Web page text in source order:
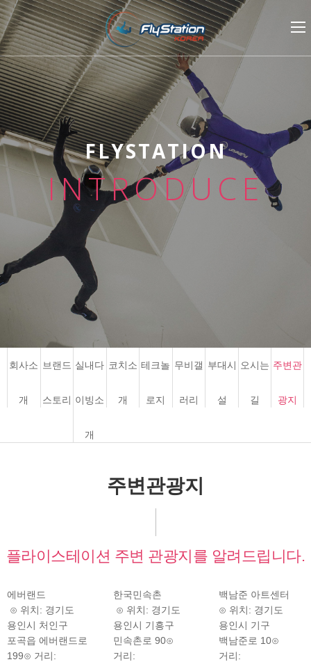
FLYSTATION
INTRODUCE
회사소
개
브랜드
스토리
실내다
이빙소
개
코치소
개
테크놀
로지
무비갤
러리
부대시
설
오시는
길
주변관
광지
주변관광지
플라이스테이션 주변 관광지를 알려드립니다.
에버랜드
⊙ 위치: 경기도
용인시 처인구
포곡읍 에버랜드로
199⊙ 거리:
한국민속촌
⊙ 위치: 경기도
용인시 기흥구
민속촌로 90⊙
거리:
백남준 아트센터
⊙ 위치: 경기도
용인시 기구
백남준로 10⊙
거리: